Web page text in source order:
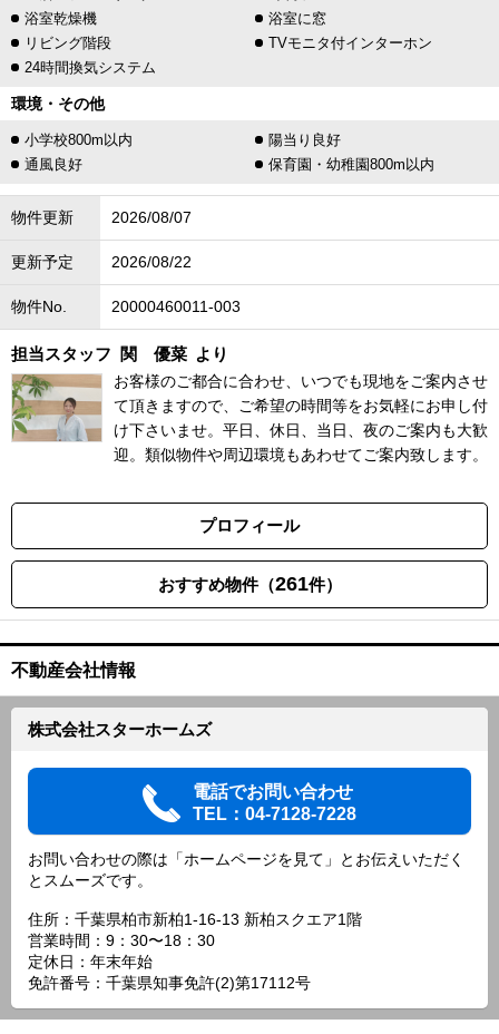
浴室乾燥機
浴室に窓
リビング階段
TVモニタ付インターホン
24時間換気システム
環境・その他
小学校800m以内
陽当り良好
通風良好
保育園・幼稚園800m以内
物件更新 2026/08/07
更新予定 2026/08/22
物件No. 20000460011-003
担当スタッフ 関 優菜 より
お客様のご都合に合わせ、いつでも現地をご案内させ
て頂きますので、ご希望の時間等をお気軽にお申し付
け下さいませ。平日、休日、当日、夜のご案内も大歓
迎。類似物件や周辺環境もあわせてご案内致します。
プロフィール
おすすめ物件（261件）
不動産会社情報
株式会社スターホームズ
電話でお問い合わせ
TEL：04-7128-7228
お問い合わせの際は「ホームページを見て」とお伝えいただく
とスムーズです。
住所：千葉県柏市新柏1-16-13 新柏スクエア1階
営業時間：9：30〜18：30
定休日：年末年始
免許番号：千葉県知事免許(2)第17112号